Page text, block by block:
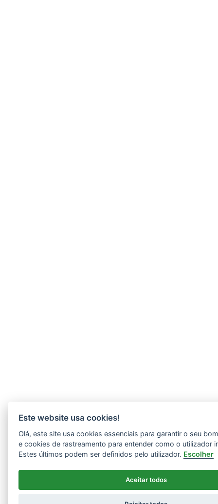
Este website usa cookies!
Olá, este site usa cookies essenciais para garantir o seu
e cookies de rastreamento para entender como o utilizador
Estes últimos podem ser definidos pelo utilizador. Escolher
Aceitar todos